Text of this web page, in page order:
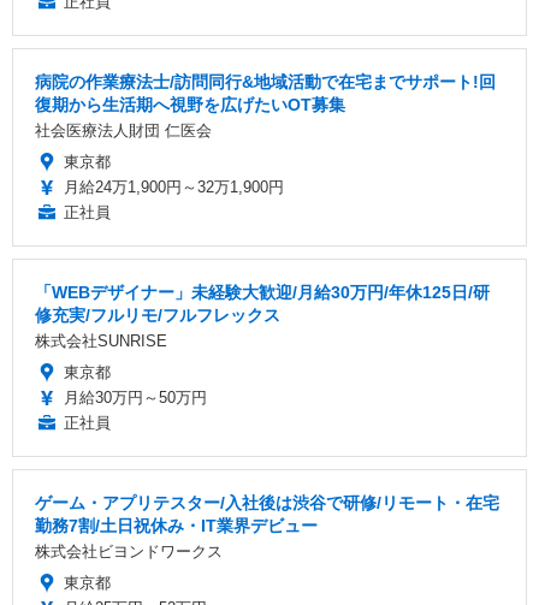
病院の作業療法士/訪問同行&地域活動で在宅までサポート!回
復期から生活期へ視野を広げたいOT募集
社会医療法人財団 仁医会
東京都
月給24万1,900円～32万1,900円
正社員
「WEBデザイナー」未経験大歓迎/月給30万円/年休125日/研
修充実/フルリモ/フルフレックス
株式会社SUNRISE
東京都
月給30万円～50万円
正社員
ゲーム・アプリテスター/入社後は渋谷で研修/リモート・在宅
勤務7割/土日祝休み・IT業界デビュー
株式会社ビヨンドワークス
東京都